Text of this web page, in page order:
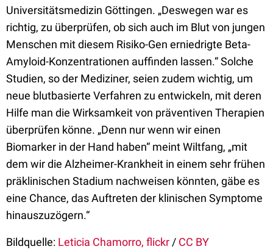
Universitätsmedizin Göttingen. „Deswegen war es
richtig, zu überprüfen, ob sich auch im Blut von jungen
Menschen mit diesem Risiko-Gen erniedrigte Beta-
Amyloid-Konzentrationen auffinden lassen.“ Solche
Studien, so der Mediziner, seien zudem wichtig, um
neue blutbasierte Verfahren zu entwickeln, mit deren
Hilfe man die Wirksamkeit von präventiven Therapien
überprüfen könne. „Denn nur wenn wir einen
Biomarker in der Hand haben“ meint Wiltfang, „mit
dem wir die Alzheimer-Krankheit in einem sehr frühen
präklinischen Stadium nachweisen könnten, gäbe es
eine Chance, das Auftreten der klinischen Symptome
hinauszuzögern.“
Bildquelle: Leticia Chamorro, flickr / CC BY